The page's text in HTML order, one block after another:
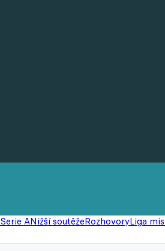
Serie ANižší soutěžeRozhovoryLiga